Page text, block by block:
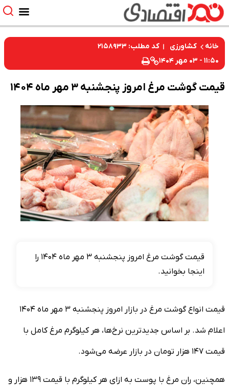
خانه کشاورزی
کد مطلب: ۲۱۵۸۹۳۳
۱۱:۵۰ - ۰۳ مهر ۱۴۰۴
قیمت گوشت مرغ امروز پنجشنبه ۳ مهر ماه ۱۴۰۴
قیمت گوشت مرغ امروز پنجشنبه ۳ مهر ماه ۱۴۰۴ را
اینجا بخوانید.
قیمت انواع گوشت مرغ در بازار امروز پنجشنبه ۳ مهر ماه ۱۴۰۴
اعلام شد. بر اساس جدیدترین نرخ‌ها، هر کیلوگرم مرغ کامل با
قیمت ۱۴۷ هزار تومان در بازار عرضه می‌شود.
همچنین، ران مرغ با پوست به ازای هر کیلوگرم با قیمت ۱۳۹ هزار و